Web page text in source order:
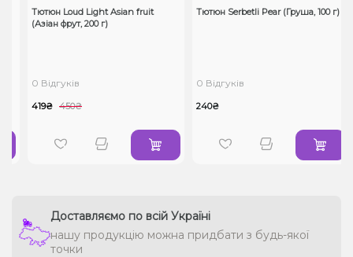
Тютюн Loud Light Asian fruit
(Азіан фрут, 200 г)
0 Відгуків
419₴ 450₴
Тютюн Serbetli Pear (Груша, 100 г)
0 Відгуків
240₴
Доставляємо по всій Україні
нашу продукцію можна придбати з будь-якої
точки